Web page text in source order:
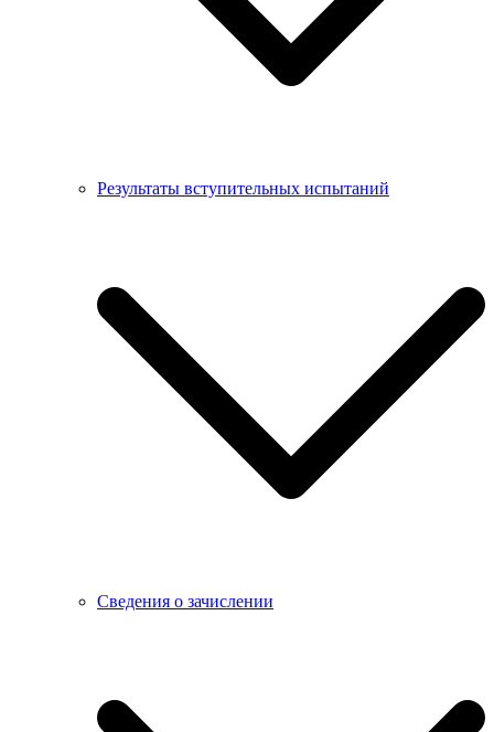
Результаты вступительных испытаний
Сведения о зачислении